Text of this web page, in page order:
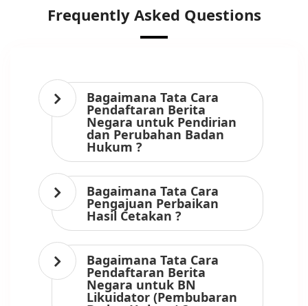
Frequently Asked Questions
Bagaimana Tata Cara
Pendaftaran Berita
Negara untuk Pendirian
dan Perubahan Badan
Hukum ?
Bagaimana Tata Cara
Pengajuan Perbaikan
Hasil Cetakan ?
Bagaimana Tata Cara
Pendaftaran Berita
Negara untuk BN
Likuidator (Pembubaran